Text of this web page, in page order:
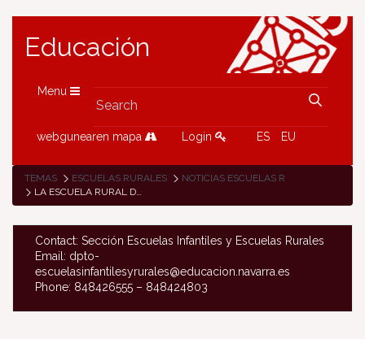
Educación
Menu
webgunearen mapa Login ES EU
TEMAS ESCUELAS RURALES
NOTICIAS ESCUELAS RURALES
LA ESCUELA RURAL DE MONREAL POR LA PAZ
Contact: Sección Escuelas Infantiles y Escuelas Rurales
Email: dpto-
escuelasinfantilesyrurales@educacion.navarra.es
Phone: 848426555 – 848424803